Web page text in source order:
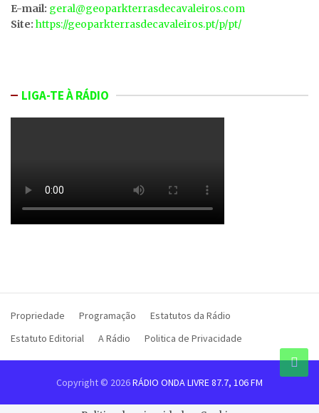
E-mail: geral@geoparkterrasdecavaleiros.com
Site: https://geoparkterrasdecavaleiros.pt/p/pt/
LIGA-TE À RÁDIO
Propriedade Programação
Estatutos da Rádio
Estatuto Editorial
A Rádio Politica de Privacidade
Copyright © 2026RÁDIO ONDA LIVRE 87.7, 106 FM